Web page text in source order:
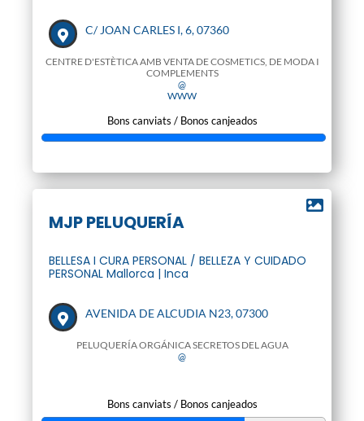
C/ JOAN CARLES I, 6, 07360
CENTRE D'ESTÈTICA AMB VENTA DE COSMETICS, DE MODA I
COMPLEMENTS
@
WWW
Bons canviats / Bonos canjeados
MJP PELUQUERÍA
BELLESA I CURA PERSONAL / BELLEZA Y CUIDADO
PERSONAL Mallorca | Inca
AVENIDA DE ALCUDIA N23, 07300
PELUQUERÍA ORGÁNICA SECRETOS DEL AGUA
@
Bons canviats / Bonos canjeados